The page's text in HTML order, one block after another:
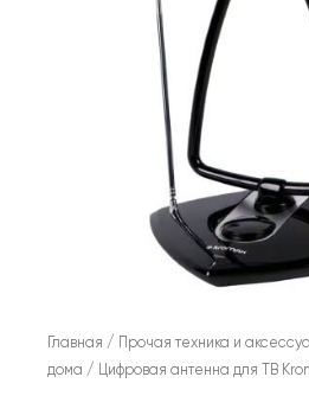
Главная / Прочая техника и
дома / Цифровая антенна для ТВ